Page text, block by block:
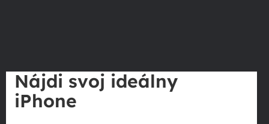
Nájdi svoj ideálny
iPhone